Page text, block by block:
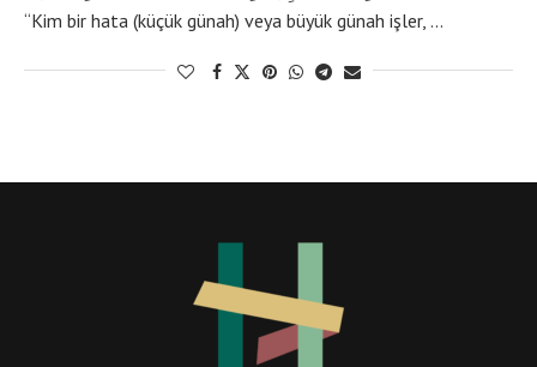
“Kim bir hata (küçük günah) veya büyük günah işler, …